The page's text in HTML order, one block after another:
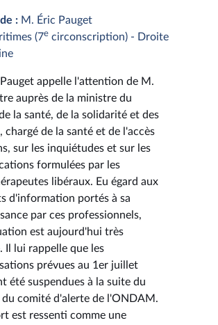
: M. Éric Pauget
(7e circonscription) - Droite
appelle l'attention de M.
auprès de la ministre du
la santé, de la solidarité et des
chargé de la santé et de l'accès
sur les inquiétudes et sur les
formulées par les
libéraux. Eu égard aux
d'information portés à sa
par ces professionnels,
est aujourd'hui très
Il lui rappelle que les
prévues au 1er juillet
été suspendues à la suite du
comité d'alerte de l'ONDAM.
est ressenti comme une